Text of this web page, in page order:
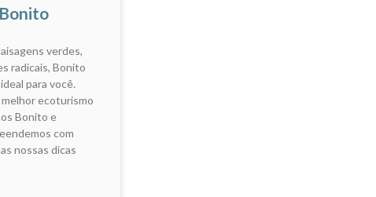
verdes,
radicais, Bonito
para você.
ecoturismo
Bonito e
com
nossas dicas